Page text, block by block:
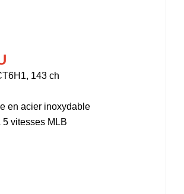
143 ch
en acier inoxydable
vitesses MLB